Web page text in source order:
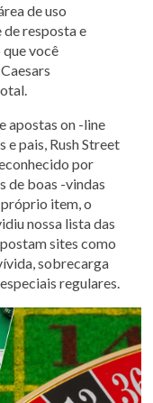
de uso
resposta e
você
apostas on -line
e pais, Rush Street
por
de boas -vindas
item, o
nossa lista das
sites como
sobrecarga
regulares.